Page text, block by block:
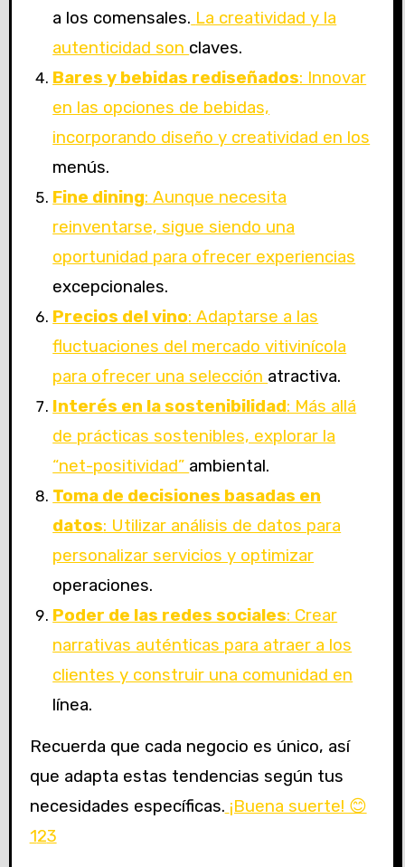
a los comensales. La creatividad y la
autenticidad son claves.
Bares y bebidas rediseñados: Innovar
en las opciones de bebidas,
incorporando diseño y creatividad en los
menús.
Fine dining: Aunque necesita
reinventarse, sigue siendo una
oportunidad para ofrecer experiencias
excepcionales.
Precios del vino: Adaptarse a las
fluctuaciones del mercado vitivinícola
para ofrecer una selección atractiva.
Interés en la sostenibilidad: Más allá
de prácticas sostenibles, explorar la
“net-positividad” ambiental.
Toma de decisiones basadas en
datos: Utilizar análisis de datos para
personalizar servicios y optimizar
operaciones.
Poder de las redes sociales: Crear
narrativas auténticas para atraer a los
clientes y construir una comunidad en
línea.
Recuerda que cada negocio es único, así
que adapta estas tendencias según tus
necesidades específicas. ¡Buena suerte! 😊
123